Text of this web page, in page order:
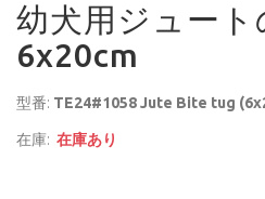
幼犬用ジュー
6x20cm
型番: TE24#1058 Jute Bite tug
在庫: 在庫あり